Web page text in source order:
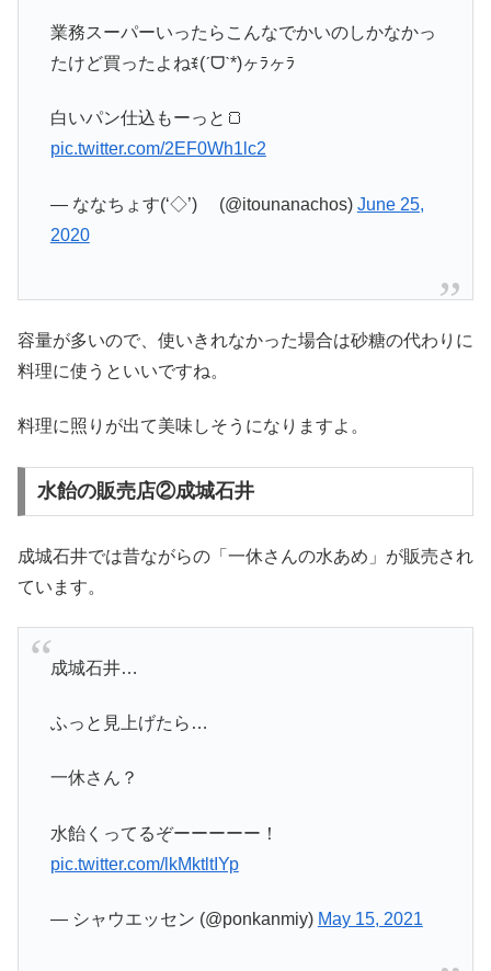
業務スーパーいったらこんなでかいのしかなかっ
たけど買ったよねꉂ(ˊᗜˋ*)ヶﾗヶﾗ
白いパン仕込もーっと🍞
pic.twitter.com/2EF0Wh1lc2
— ななちょす(‘◇’)ゞ (@itounanachos) June 25,
2020
容量が多いので、使いきれなかった場合は砂糖の代わりに
料理に使うといいですね。
料理に照りが出て美味しそうになりますよ。
水飴の販売店②成城石井
成城石井では昔ながらの「一休さんの水あめ」が販売され
ています。
成城石井…
ふっと見上げたら…
一休さん？
水飴くってるぞーーーーー！
pic.twitter.com/lkMktltIYp
— シャウエッセン (@ponkanmiy) May 15, 2021